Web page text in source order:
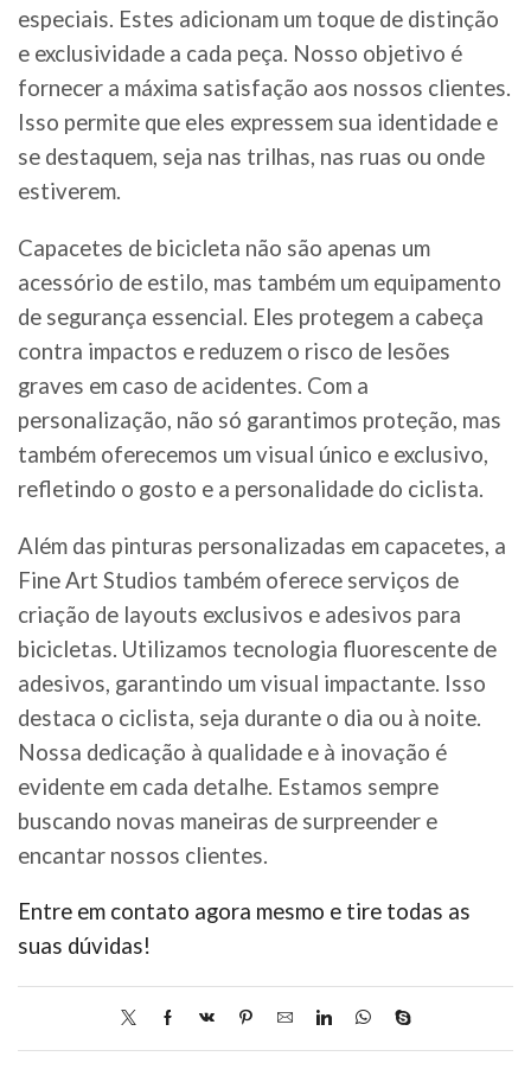
especiais. Estes adicionam um toque de distinção
e exclusividade a cada peça. Nosso objetivo é
fornecer a máxima satisfação aos nossos clientes.
Isso permite que eles expressem sua identidade e
se destaquem, seja nas trilhas, nas ruas ou onde
estiverem.
Capacetes de bicicleta não são apenas um
acessório de estilo, mas também um equipamento
de segurança essencial. Eles protegem a cabeça
contra impactos e reduzem o risco de lesões
graves em caso de acidentes. Com a
personalização, não só garantimos proteção, mas
também oferecemos um visual único e exclusivo,
refletindo o gosto e a personalidade do ciclista.
Além das pinturas personalizadas em capacetes, a
Fine Art Studios também oferece serviços de
criação de layouts exclusivos e adesivos para
bicicletas. Utilizamos tecnologia fluorescente de
adesivos, garantindo um visual impactante. Isso
destaca o ciclista, seja durante o dia ou à noite.
Nossa dedicação à qualidade e à inovação é
evidente em cada detalhe. Estamos sempre
buscando novas maneiras de surpreender e
encantar nossos clientes.
Entre em contato agora mesmo e tire todas as
suas dúvidas!